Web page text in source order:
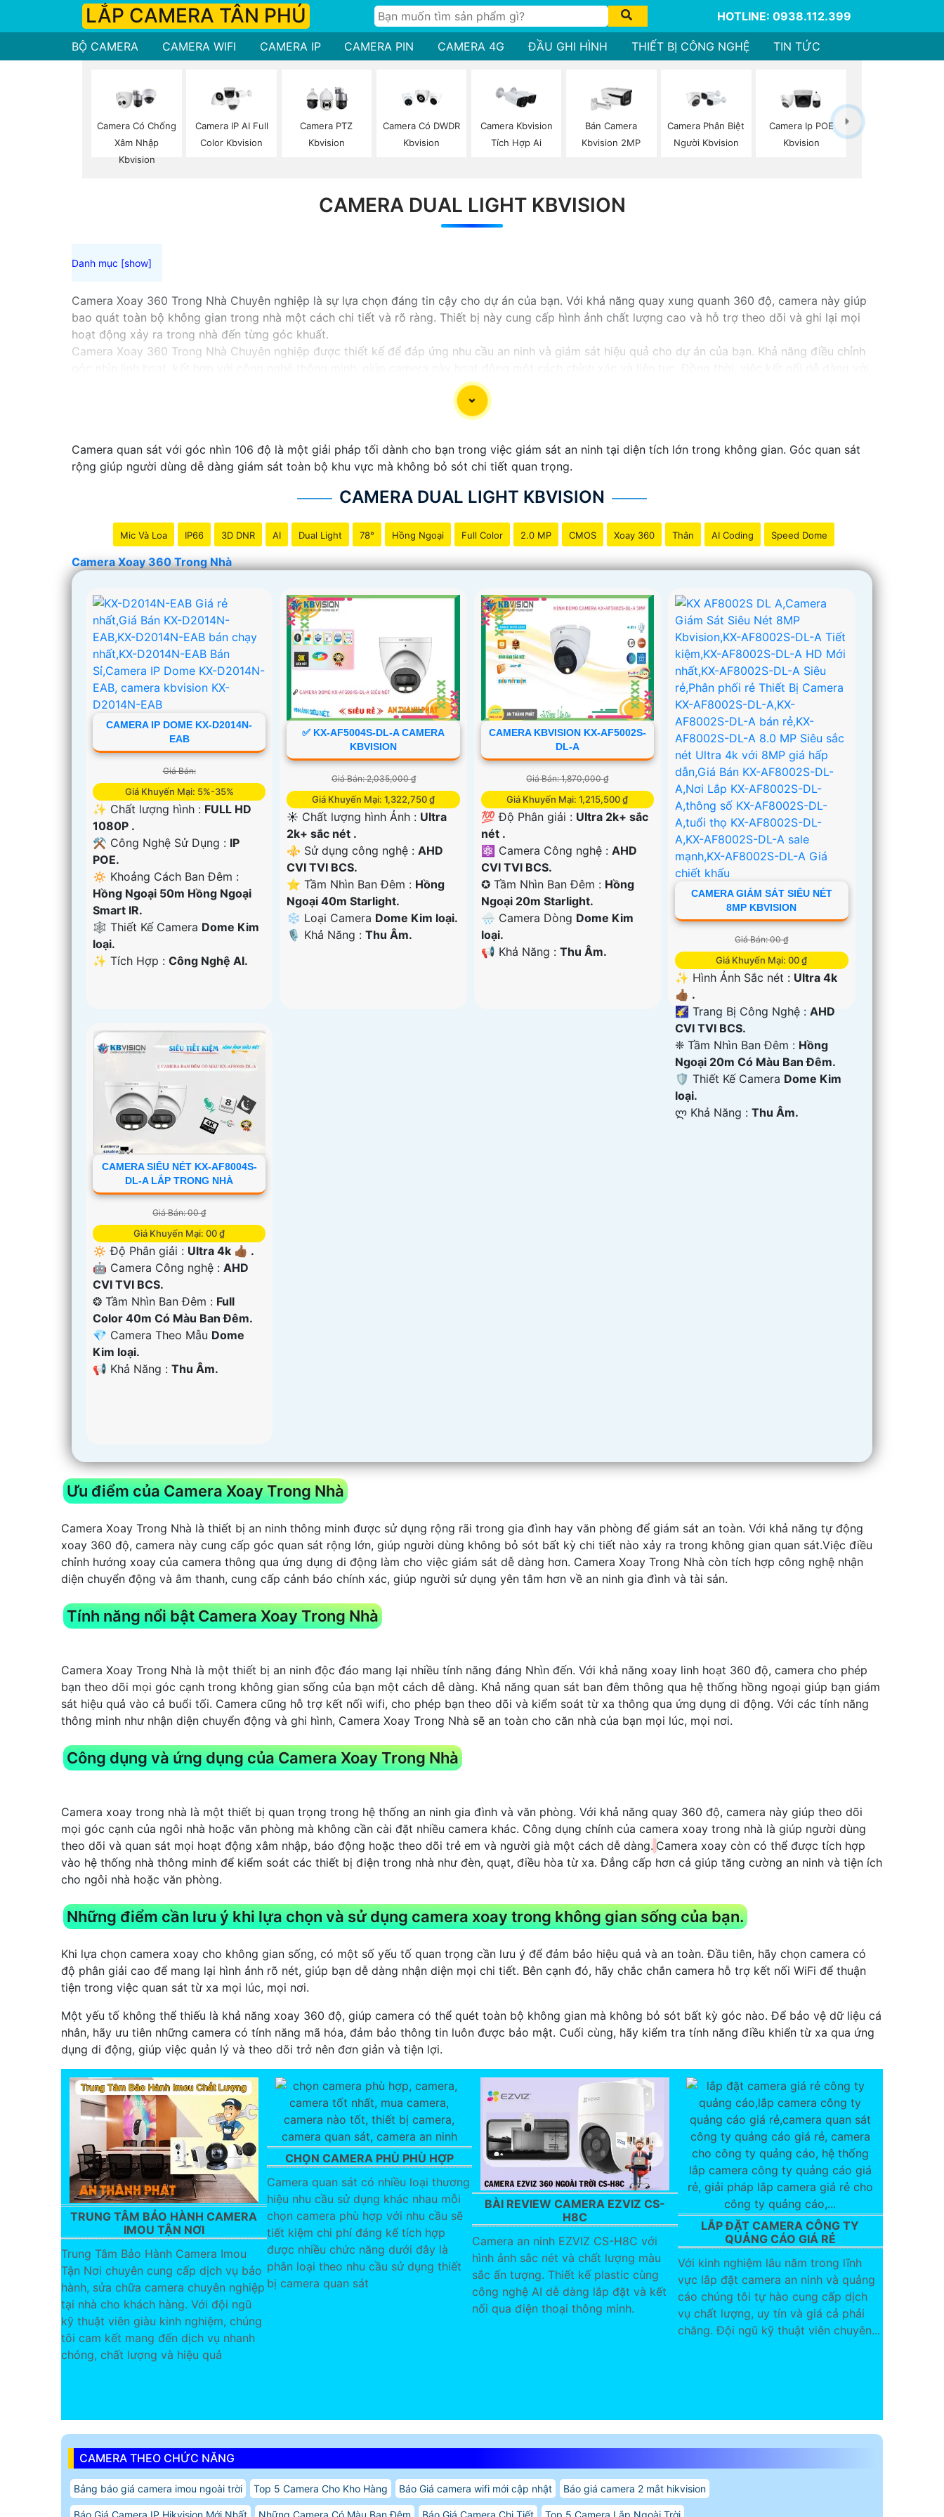
LẮP CAMERA TÂN PHÚ HOTLINE: 0938.112.399
BỘ CAMERA CAMERA WIFI CAMERA IP CAMERA PIN CAMERA 4G ĐẦU GHI HÌNH THIẾT BỊ CÔNG NGHỆ TIN TỨC
Camera Có Chống
Xâm Nhập
Kbvision
Camera IP AI Full
Color Kbvision
Camera PTZ
Kbvision
Camera Có DWDR
Kbvision
Camera Kbvision
Tích Hợp Ai
Bán Camera
Kbvision 2MP
Camera Phân Biệt
Người Kbvision
Camera Ip POE
Kbvision
CAMERA DUAL LIGHT KBVISION
Camera Xoay 360 Trong Nhà Chuyên nghiệp là sự lựa chọn đáng tin cậy cho dự án của bạn. Với khả năng quay xung quanh 360 độ, camera này giúp
bao quát toàn bộ không gian trong nhà một cách chi tiết và rõ ràng. Thiết bị này cung cấp hình ảnh chất lượng cao và hỗ trợ theo dõi và ghi lại mọi
hoạt động xảy ra trong nhà đến từng góc khuất.
Camera Xoay 360 Trong Nhà Chuyên nghiệp được thiết kế để đáp ứng nhu cầu an ninh và giám sát hiệu quả cho dự án của bạn. Khả năng điều chỉnh
hệ thống lưu trữ và điều khiển từ xa thông qua ứng dụng di động giúp quản lý dữ liệu và kiểm soát camera một cách nhanh chóng và tiện lợi.
Với Camera Xoay 360 Trong Nhà Chuyên nghiệp, dự án của bạn sẽ được bảo vệ tốt và mọi hoạt động sẽ được giám sát một cách chuyên nghiệp,
chắc chắn an ninh và an toàn cho mọi người và tài sản bên trong nhà. Hãy chọn lựa sản phẩm này để nâng cao hiệu quả và chất lượng quản lý dự án
Camera quan sát với góc nhìn 106 độ là một giải pháp tối dành cho bạn trong việc giám sát an ninh tại diện tích lớn trong không gian. Góc quan sát
rộng giúp người dùng dễ dàng giám sát toàn bộ khu vực mà không bỏ sót chi tiết quan trọng.
CAMERA DUAL LIGHT KBVISION
Mic Và Loa IP66 3D DNR AI Dual Light 78° Hồng Ngoại Full Color 2.0 MP CMOS Xoay 360 Thân AI Coding Speed Dome
Camera Xoay 360 Trong Nhà
CAMERA IP DOME KX-D2014N-
EAB
Giá Bán:
Giá Khuyến Mại: 5%-35%
✨ Chất lượng hình : FULL HD
1080P .
⚒ Công Nghệ Sử Dụng : IP
POE.
🔅 Khoảng Cách Ban Đêm :
Hồng Ngoại 50m Hồng Ngoại
Smart IR.
🕸️ Thiết Kế Camera Dome Kim
loại.
️✨ Tích Hợp : Công Nghệ AI.
✅ KX-AF5004S-DL-A CAMERA
KBVISION
Giá Bán: 2,035,000 ₫
Giá Khuyến Mại: 1,322,750 ₫
☀️ Chất lượng hình Ảnh : Ultra
2k+ sắc nét .
⚜️ Sử dụng công nghệ :AHD
CVI TVI BCS.
⭐ Tầm Nhìn Ban Đêm : Hồng
Ngoại 40m Starlight.
❄ Loại Camera Dome Kim loại.
️🎙 Khả Năng :Thu Âm.
CAMERA KBVISION KX-AF5002S-
DL-A
Giá Bán: 1,870,000 ₫
Giá Khuyến Mại: 1,215,500 ₫
💯 Độ Phân giải : Ultra 2k+ sắc
nét .
⚛️ Camera Công nghệ : AHD
CVI TVI BCS.
✪ Tầm Nhìn Ban Đêm : Hồng
Ngoại 20m Starlight.
🌧️ Camera Dòng Dome Kim
loại.
️📢 Khả Năng : Thu Âm.
CAMERA GIÁM SÁT SIÊU NÉT
8MP KBVISION
Giá Bán: 00 ₫
Giá Khuyến Mại: 00 ₫
✨ Hình Ảnh Sắc nét : Ultra 4k
👍🏾 .
🌠 Trang Bị Công Nghệ :AHD
CVI TVI BCS.
❈ Tầm Nhìn Ban Đêm : Hồng
Ngoại 20m Có Màu Ban Ðêm.
🛡 Thiết Kế Camera Dome Kim
loại.
️ლ Khả Năng :Thu Âm.
CAMERA SIÊU NÉT KX-AF8004S-
DL-A LẮP TRONG NHÀ
Giá Bán: 00 ₫
Giá Khuyến Mại: 00 ₫
🔅 Độ Phân giải : Ultra 4k 👍🏾 .
🤖️ Camera Công nghệ : AHD
CVI TVI BCS.
❂ Tầm Nhìn Ban Đêm : Full
Color 40m Có Màu Ban Ðêm.
💎 Camera Theo Mẫu Dome
Kim loại.
️📢 Khả Năng : Thu Âm.
Ưu điểm của Camera Xoay Trong Nhà
Camera Xoay Trong Nhà là thiết bị an ninh thông minh được sử dụng rộng rãi trong gia đình hay văn phòng để giám sát an toàn. Với khả năng tự động
xoay 360 độ, camera này cung cấp góc quan sát rộng lớn, giúp người dùng không bỏ sót bất kỳ chi tiết nào xảy ra trong không gian quan sát.Việc điều
chỉnh hướng xoay của camera thông qua ứng dụng di động làm cho việc giám sát dễ dàng hơn. Camera Xoay Trong Nhà còn tích hợp công nghệ nhận
diện chuyển động và âm thanh, cung cấp cảnh báo chính xác, giúp người sử dụng yên tâm hơn về an ninh gia đình và tài sản.
Tính năng nổi bật Camera Xoay Trong Nhà
Camera Xoay Trong Nhà là một thiết bị an ninh độc đáo mang lại nhiều tính năng đáng Nhìn đến. Với khả năng xoay linh hoạt 360 độ, camera cho phép
bạn theo dõi mọi góc cạnh trong không gian sống của bạn một cách dễ dàng. Khả năng quan sát ban đêm thông qua hệ thống hồng ngoại giúp bạn giám
sát hiệu quả vào cả buổi tối. Camera cũng hỗ trợ kết nối wifi, cho phép bạn theo dõi và kiểm soát từ xa thông qua ứng dụng di động. Với các tính năng
thông minh như nhận diện chuyển động và ghi hình, Camera Xoay Trong Nhà sẽ an toàn cho căn nhà của bạn mọi lúc, mọi nơi.
Công dụng và ứng dụng của Camera Xoay Trong Nhà
Camera xoay trong nhà là một thiết bị quan trọng trong hệ thống an ninh gia đình và văn phòng. Với khả năng quay 360 độ, camera này giúp theo dõi
mọi góc cạnh của ngôi nhà hoặc văn phòng mà không cần cài đặt nhiều camera khác. Công dụng chính của camera xoay trong nhà là giúp người dùng
theo dõi và quan sát mọi hoạt động xâm nhập, báo động hoặc theo dõi trẻ em và người già một cách dễ dàng. Camera xoay còn có thể được tích hợp
vào hệ thống nhà thông minh để kiểm soát các thiết bị điện trong nhà như đèn, quạt, điều hòa từ xa. Đẳng cấp hơn cả giúp tăng cường an ninh và tiện ích
cho ngôi nhà hoặc văn phòng.
Những điểm cần lưu ý khi lựa chọn và sử dụng camera xoay trong không gian sống của bạn.
Khi lựa chọn camera xoay cho không gian sống, có một số yếu tố quan trọng cần lưu ý để đảm bảo hiệu quả và an toàn. Đầu tiên, hãy chọn camera có
độ phân giải cao để mang lại hình ảnh rõ nét, giúp bạn dễ dàng nhận diện mọi chi tiết. Bên cạnh đó, hãy chắc chắn camera hỗ trợ kết nối WiFi để thuận
tiện trong việc quan sát từ xa mọi lúc, mọi nơi.
Một yếu tố không thể thiếu là khả năng xoay 360 độ, giúp camera có thể quét toàn bộ không gian mà không bỏ sót bất kỳ góc nào. Để bảo vệ dữ liệu cá
nhân, hãy ưu tiên những camera có tính năng mã hóa, đảm bảo thông tin luôn được bảo mật. Cuối cùng, hãy kiểm tra tính năng điều khiển từ xa qua ứng
dụng di động, giúp việc quản lý và theo dõi trở nên đơn giản và tiện lợi.
TRUNG TÂM BẢO HÀNH CAMERA
IMOU TẬN NƠI
Trung Tâm Bảo Hành Camera Imou
Tận Nơi chuyên cung cấp dịch vụ bảo
hành, sửa chữa camera chuyên nghiệp
tại nhà cho khách hàng. Với đội ngũ
kỹ thuật viên giàu kinh nghiệm, chúng
tôi cam kết mang đến dịch vụ nhanh
chóng, chất lượng và hiệu quả
CHỌN CAMERA PHÙ PHÙ HỢP
Camera quan sát có nhiều loại thương
hiệu nhu cầu sử dụng khác nhau mỗi
chọn camera phù hợp với nhu cầu sẽ
tiết kiệm chi phí đáng kể tích hợp
được nhiều chức năng dưới đây là
phân loại theo nhu cầu sử dụng thiết
bị camera quan sát
BÀI REVIEW CAMERA EZVIZ CS-
H8C
Camera an ninh EZVIZ CS-H8C với
hình ảnh sắc nét và chất lượng màu
sắc ấn tượng. Thiết kế plastic cùng
công nghệ AI dễ dàng lắp đặt và kết
nối qua điện thoại thông minh.
LẮP ĐẶT CAMERA CÔNG TY
QUẢNG CÁO GIÁ RẺ
Với kinh nghiệm lâu năm trong lĩnh
vực lắp đặt camera an ninh và quảng
cáo chúng tôi tự hào cung cấp dịch
vụ chất lượng, uy tín và giá cả phải
chăng. Đội ngũ kỹ thuật viên chuyên...
CAMERA THEO CHỨC NĂNG
Bảng báo giá camera imou ngoài trời Top 5 Camera Cho Kho Hàng Báo Giá camera wifi mới cập nhật Báo giá camera 2 mắt hikvision
Báo Giá Camera IP Hikvision Mới Nhất Những Camera Có Màu Ban Đêm Báo Giá Camera Chi Tiết Top 5 Camera Lắp Ngoài Trời